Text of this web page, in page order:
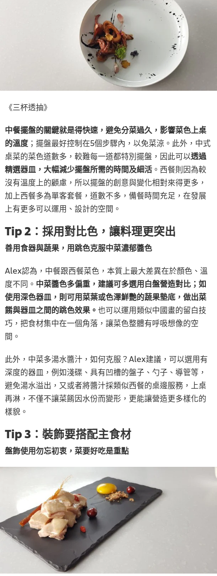
《三杯透抽》
中餐擺盤的關鍵就是得快速，避免分菜過久，影響菜色上桌
的溫度 ；擺盤最好控制在5個步驟內，以免菜涼。此外，中式
桌菜的菜色道數多，較難每一道都特別擺盤，因此可以透過
精選器皿，大幅減少擺盤所需的時間及細活 。西餐則因為較
沒有溫度上的顧慮，所以擺盤的創意與變化相對來得更多，
加上西餐多為單客套餐，道數不多，備餐時間充足，在發展
上有更多可以運用、設計的空間。
Tip 2：採用對比色，讓料理更突出
善用食器與蔬果，用跳色克服中菜濃郁醬色
Alex認為，中餐跟西餐菜色，本質上最大差異在於顏色、溫
度不同。 中菜醬色多偏重，建議可多選用白盤營造對比；如
使用深色器皿，則可用菜葉或色澤鮮艷的蔬果墊底，做出菜
餚與器皿之間的跳色效果。 也可以運用類似中國畫的留白技
巧，把食材集中在一個角落，讓菜色整體有呼吸想像的空
間。
此外，中菜多湯水醬汁，如何克服？Alex建議，可以選用有
深度的器皿，例如淺碟、具有凹槽的盤子、勺子、導管等，
避免湯水溢出，又或者將醬汁採類似西餐的桌邊服務，上桌
再淋，不僅不讓菜餚因水份而變形，更能讓營造更多樣化的
樣貌。
Tip 3：裝飾要搭配主食材
盤飾使用勿忘初衷，菜要好吃是重點